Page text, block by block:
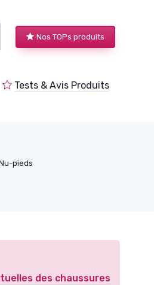
Nos TOPs produits
Tests & Avis Produits
pieds
des chaussures